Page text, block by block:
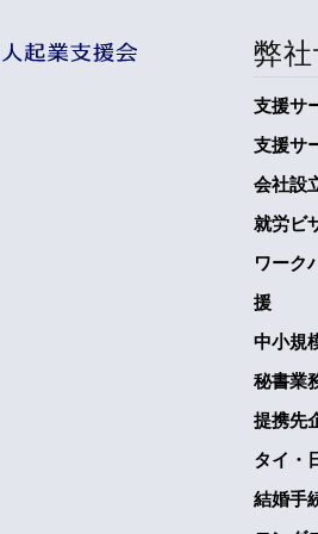
弊
支援サ
支援サ
会社設
就労ビ
ワーク
援
中小規
秘書業
提携先
タイ・
結婚手